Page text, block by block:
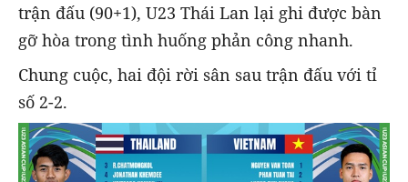
trận đấu (90+1), U23 Thái Lan lại ghi được bàn
gỡ hòa trong tình huống phản công nhanh.
Chung cuộc, hai đội rời sân sau trận đấu với tỉ
số 2-2.